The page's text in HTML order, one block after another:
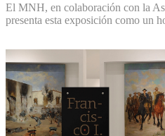
El MNH, en colaboración con la
presenta esta exposición como un